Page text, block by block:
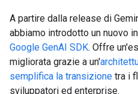
A partire dalla release di
abbiamo introdotto un nuovo
Google GenAI SDK. Offre
migliorata grazie a un'
semplifica la transizione tra i
sviluppatori ed enterprise.